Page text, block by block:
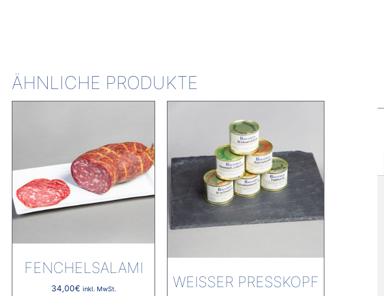
ÄHNLICHE PRODUKTE
FENCHELSALAMI
34,00€ inkl. MwSt. WEISSER PRESSKOPF